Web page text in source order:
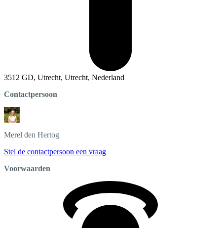
3512 GD, Utrecht, Utrecht, Nederland
Contactpersoon
Merel den Hertog
Stel de contactpersoon een vraag
Voorwaarden